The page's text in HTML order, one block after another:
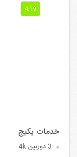
4.19
3 دوربین 4k